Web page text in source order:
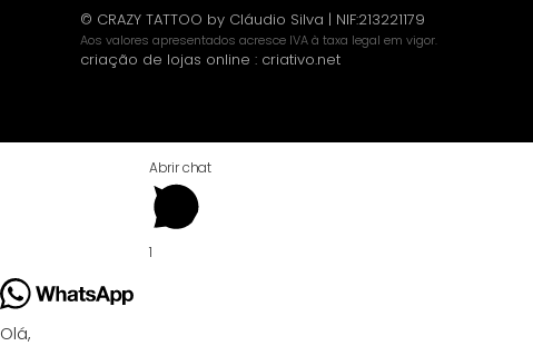
© CRAZY TATTOO by Cláudio Silva | NIF:213221179
Aos valores apresentados acresce IVA à taxa legal em vigor.
criação de lojas online : criativo.net
Abrir chat
1
Olá,